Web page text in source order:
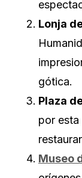
Lonja
gótica.
Plaza
por
Museo